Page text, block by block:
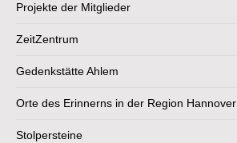
Projekte der Mitglieder
ZeitZentrum
Gedenkstätte Ahlem
Orte des Erinnerns in der Region Hannover
Stolpersteine